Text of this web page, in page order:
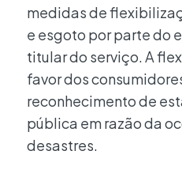
medidas de
e esgoto por parte do
titular do serviço. A
favor dos
reconhecimento de
pública em razão da
desastres.